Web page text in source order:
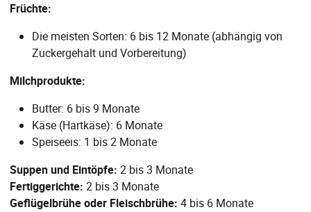
Früchte:
Die meisten Sorten: 6 bis 12 Monate (abhängig von
Zuckergehalt und Vorbereitung)
Milchprodukte:
Butter: 6 bis 9 Monate
Käse (Hartkäse): 6 Monate
Speiseeis: 1 bis 2 Monate
Suppen und Eintöpfe: 2 bis 3 Monate
Fertiggerichte: 2 bis 3 Monate
Geflügelbrühe oder Fleischbrühe: 4 bis 6 Monate